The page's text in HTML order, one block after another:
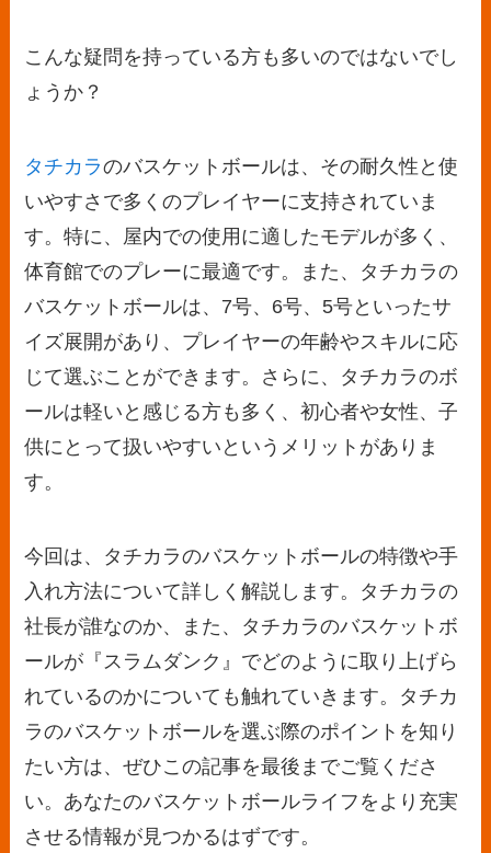
こんな疑問を持っている方も多いのではないでし
ょうか？
タチカラのバスケットボールは、その耐久性と使
いやすさで多くのプレイヤーに支持されていま
す。特に、屋内での使用に適したモデルが多く、
体育館でのプレーに最適です。また、タチカラの
バスケットボールは、7号、6号、5号といったサ
イズ展開があり、プレイヤーの年齢やスキルに応
じて選ぶことができます。さらに、タチカラのボ
ールは軽いと感じる方も多く、初心者や女性、子
供にとって扱いやすいというメリットがありま
す。
今回は、タチカラのバスケットボールの特徴や手
入れ方法について詳しく解説します。タチカラの
社長が誰なのか、また、タチカラのバスケットボ
ールが『スラムダンク』でどのように取り上げら
れているのかについても触れていきます。タチカ
ラのバスケットボールを選ぶ際のポイントを知り
たい方は、ぜひこの記事を最後までご覧くださ
い。あなたのバスケットボールライフをより充実
させる情報が見つかるはずです。